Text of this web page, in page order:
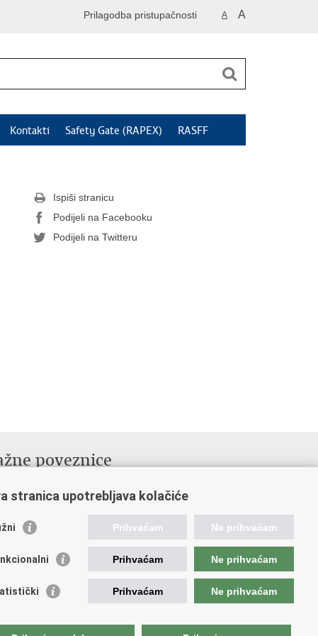
A A
Prilagodba pristupačnosti
Kontakti Safety Gate (RAPEX) RASFF
Ispiši stranicu
Podijeli na Facebooku
Podijeli na Twitteru
poveznice
pravobraniteljica
stranica upotrebljava kolačiće
Prihvaćam Ne prihvaćam
Prihvaćam Ne prihvaćam
Prihvaćam Ne prihvaćam